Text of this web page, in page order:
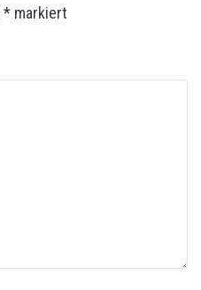
* markiert